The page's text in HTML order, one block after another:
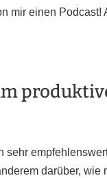
mir einen Podcast!
sehr
darüber, wie